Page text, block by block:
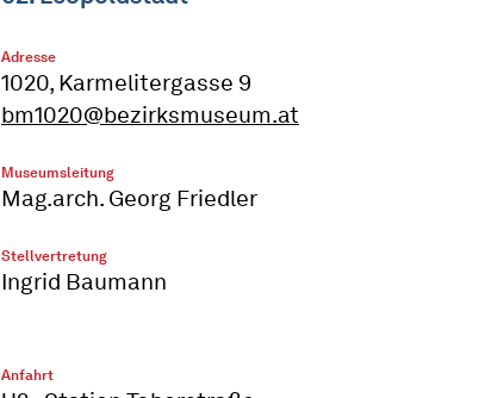
Adresse
1020, Karmelitergasse 9
bm1020@bezirksmuseum.at
Museumsleitung
Mag.arch. Georg Friedler
Stellvertretung
Ingrid Baumann
Anfahrt